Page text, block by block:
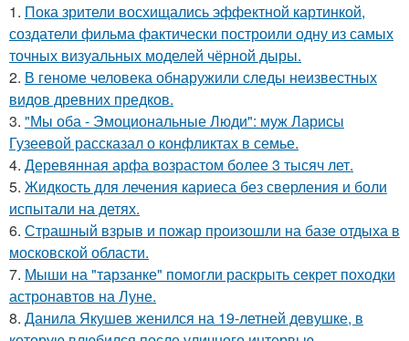
1. Пока зрители восхищались эффектной картинкой,
создатели фильма фактически построили одну из самых
точных визуальных моделей чёрной дыры.
2. В геноме человека обнаружили следы неизвестных
видов древних предков.
3. "Мы оба - Эмоциональные Люди": муж Ларисы
Гузеевой рассказал о конфликтах в семье.
4. Деревянная арфа возрастом более 3 тысяч лет.
5. Жидкость для лечения кариеса без сверления и боли
испытали на детях.
6. Страшный взрыв и пожар произошли на базе отдыха в
московской области.
7. Мыши на "тарзанке" помогли раскрыть секрет походки
астронавтов на Луне.
8. Данила Якушев женился на 19-летней девушке, в